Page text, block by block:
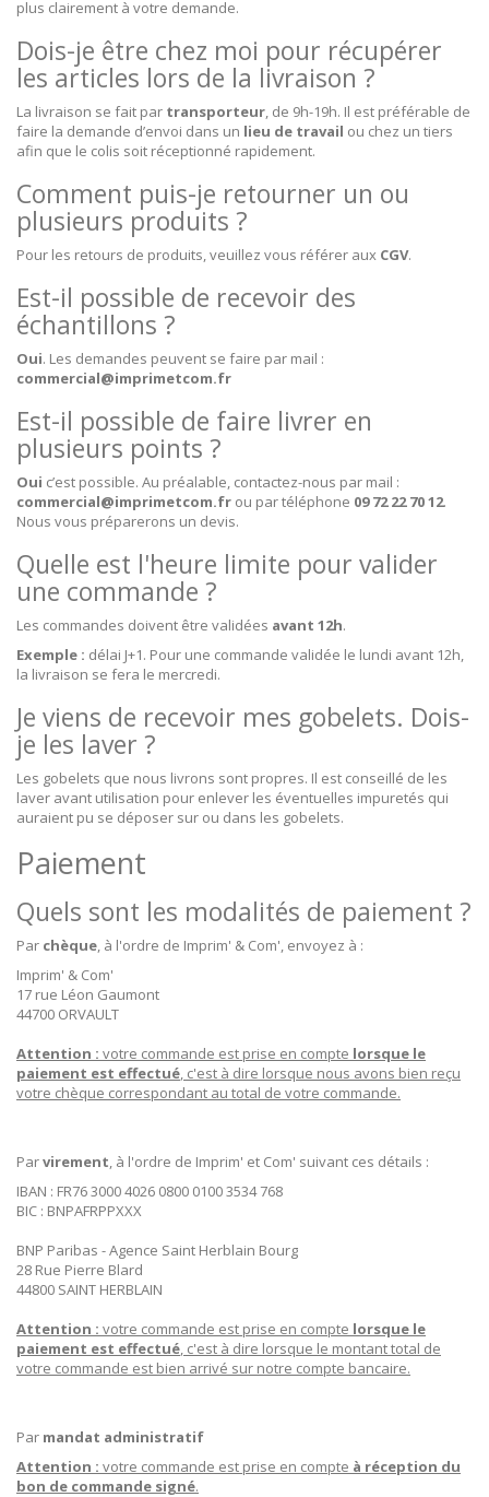
plus clairement à votre demande.
Dois-je être chez moi pour récupérer
les articles lors de la livraison ?
La livraison se fait par transporteur , de 9h-19h. Il est préférable de
faire la demande d’envoi dans un lieu de travail ou chez un tiers
afin que le colis soit réceptionné rapidement.
Comment puis-je retourner un ou
plusieurs produits ?
Pour les retours de produits, veuillez vous référer aux CGV.
Est-il possible de recevoir des
échantillons ?
Oui. Les demandes peuvent se faire par mail :
commercial@imprimetcom.fr
Est-il possible de faire livrer en
plusieurs points ?
Oui c’est possible. Au préalable, contactez-nous par mail :
commercial@imprimetcom.fr ou par téléphone 09 72 22 70 12.
Nous vous préparerons un devis.
Quelle est l'heure limite pour valider
une commande ?
Les commandes doivent être validées avant 12h.
Exemple : délai J+1. Pour une commande validée le lundi avant 12h,
la livraison se fera le mercredi.
Je viens de recevoir mes gobelets. Dois-
je les laver ?
Les gobelets que nous livrons sont propres. Il est conseillé de les
laver avant utilisation pour enlever les éventuelles impuretés qui
auraient pu se déposer sur ou dans les gobelets.
Paiement
Quels sont les modalités de paiement ?
Par chèque , à l'ordre de Imprim' & Com', envoyez à :
Imprim' & Com'
17 rue Léon Gaumont
44700 ORVAULT
Attention : votre commande est prise en compte lorsque le
paiement est effectué , c'est à dire lorsque nous avons bien reçu
votre chèque correspondant au total de votre commande.
Parvirement , à l'ordre de Imprim' et Com' suivant ces détails :
IBAN : FR76 3000 4026 0800 0100 3534 768
BIC : BNPAFRPPXXX
BNP Paribas - Agence Saint Herblain Bourg
28 Rue Pierre Blard
44800 SAINT HERBLAIN
Attention : votre commande est prise en compte lorsque le
paiement est effectué , c'est à dire lorsque le montant total de
votre commande est bien arrivé sur notre compte bancaire.
Par mandat administratif
Attention : votre commande est prise en compte à réception du
bon de commande signé.